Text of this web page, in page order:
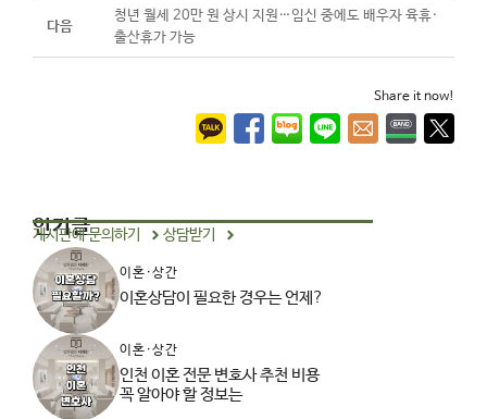
다음
청년 월세 20만 원 상시 지원…임신 중에도 배우자 육휴·
출산휴가 가능
Share it now!
인기글
게시판에 문의하기 상담받기
이혼·상간
이혼상담이 필요한 경우는 언제?
이혼·상간
인천 이혼 전문 변호사 추천 비용
꼭 알아야 할 정보는